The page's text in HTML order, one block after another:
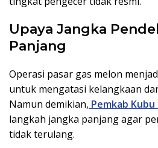
Upaya Jangka
Panjang
Operasi pasar gas melon
untuk mengatasi kelangkaan
Namun demikian, Pemkab Kubu
langkah jangka panjang agar
tidak terulang.